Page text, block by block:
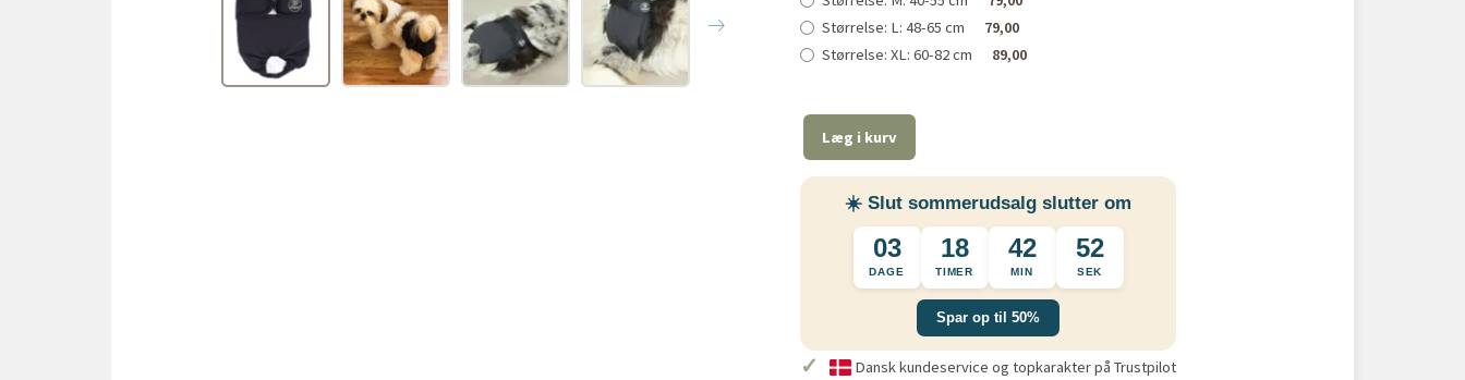
Størrelse: L: 48-65 cm
79,00
Størrelse: XL: 60-82 cm 89,00
Læg i kurv
☀️ Slut sommerudsalg slutter om
03
DAGE
18
TIMER
42
MIN
51
SEK
Spar op til 50%
✓ Dansk kundeservice og topkarakter på Trustpilot